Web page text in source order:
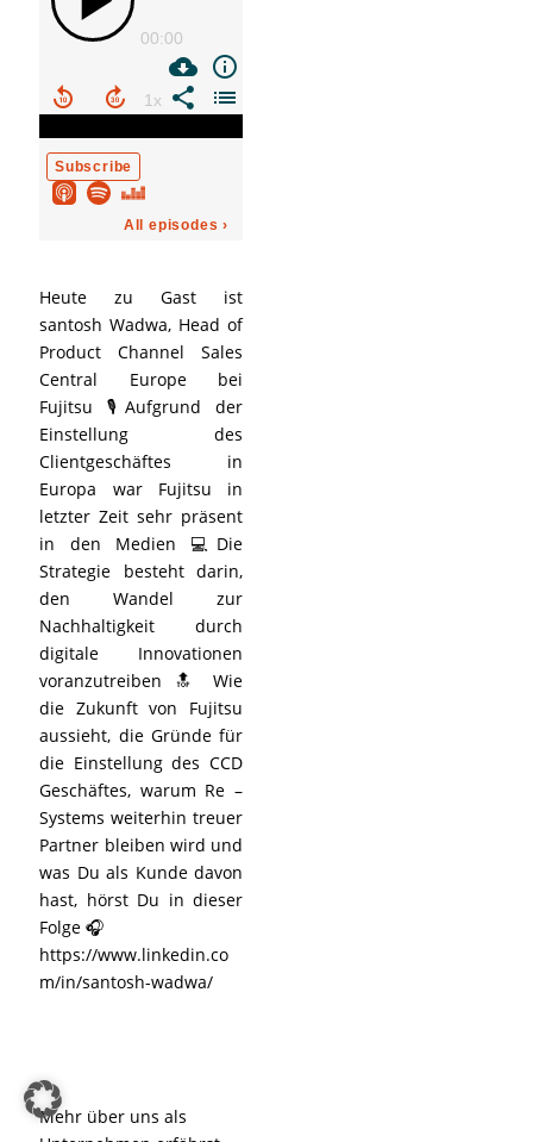
Heute zu Gast ist
santosh Wadwa, Head of
Product Channel Sales
Central Europe bei
Fujitsu 🎙️Aufgrund der
Einstellung des
Clientgeschäftes in
Europa war Fujitsu in
letzter Zeit sehr präsent
in den Medien 💻Die
Strategie besteht darin,
den Wandel zur
Nachhaltigkeit durch
digitale Innovationen
voranzutreiben 🔝 Wie
die Zukunft von Fujitsu
aussieht, die Gründe für
die Einstellung des CCD
Geschäftes, warum Re –
Systems weiterhin treuer
Partner bleiben wird und
was Du als Kunde davon
hast, hörst Du in dieser
Folge 🎧
https://www.linkedin.co
m/in/santosh-wadwa/
Mehr über uns als